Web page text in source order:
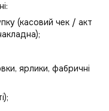
(касовий чек / акт
ярлики, фабричні